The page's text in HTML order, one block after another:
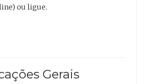
ou ligue.
Gerais